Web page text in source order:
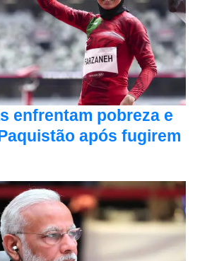
enfrentam pobreza e
após fugirem